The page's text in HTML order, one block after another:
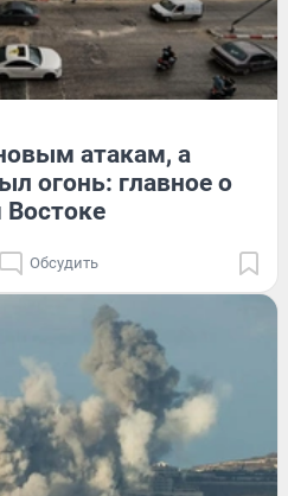
атакам, а
огонь: главное о
Обсудить